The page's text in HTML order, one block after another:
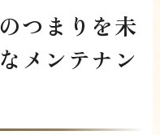
つまりを未
メンテナン